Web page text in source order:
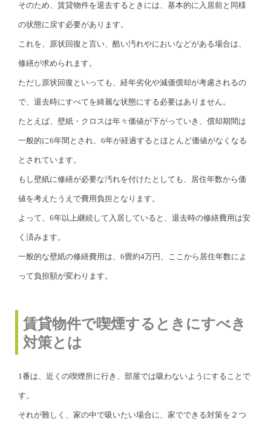
そのため、賃貸物件を退去するときには、基本的に入居前と同様
の状態に戻す必要があります。
これを、原状回復と言い、酷い汚れやにおいなどがある場合は、
修繕が求められます。
ただし原状回復といっても、経年劣化や減価償却が考慮されるの
で、退去時にすべてを綺麗な状態にする必要はありません。
たとえば、壁紙・クロスは年々価値が下がっていき、償却期間は
一般的に6年間とされ、6年が経過するとほとんど価値がなくなる
とされています。
もし壁紙に修繕が必要な汚れを付けたとしても、居住年数から価
値を考えたうえで費用負担となります。
よって、6年以上継続して入居していると、退去時の修繕費用は安
く済みます。
一般的な壁紙の修繕費用は、6畳約4万円、ここから居住年数によ
って負担額が変わります。
賃貸物件で喫煙するときにすべき
対策とは
1番は、近くの喫煙所に行き、部屋では吸わないようにすることで
す。
それが難しく、家の中で吸いたい場合に、家でできる対策を２つ